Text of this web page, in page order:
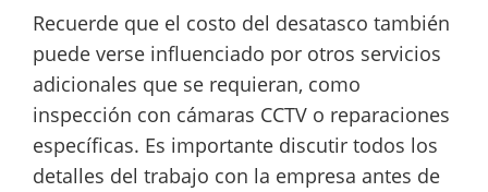
Recuerde que el costo del desatasco también
puede verse influenciado por otros servicios
adicionales que se requieran, como
inspección con cámaras CCTV o reparaciones
específicas. Es importante discutir todos los
detalles del trabajo con la empresa antes de